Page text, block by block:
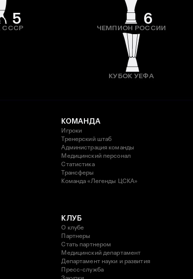
5
СССР
6
ЧЕМПИОН РОССИИ
КУБОК УЕФА
КОМАНДА
Игроки
Тренерский штаб
Администрация команды
Медицинский персонал
Статистика
Трансферы
Команда «Легенды ЦСКА»
КЛУБ
О клубе
Партнеры
Стать партнером
Медицинский департамент
Департамент науки и развития
Пресс-служба